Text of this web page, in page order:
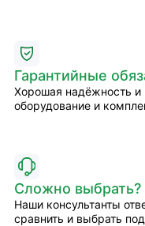
Гарантийные
Хорошая надёжность и
оборудование и
Сложно
Наши консультанты
сравнить и выбрать